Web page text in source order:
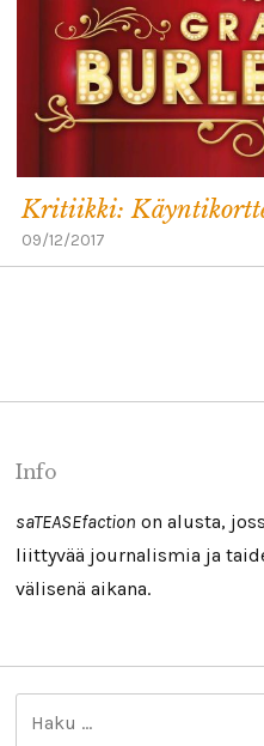
YHTEYSTIEDOT
Kritiikki:
09/12/2017
Info
saTEASEfaction on alusta,
liittyvää journalismia ja
välisenä aikana.